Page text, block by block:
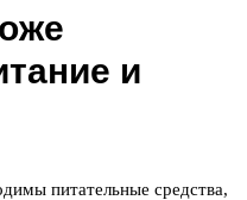
и
питательные средства,